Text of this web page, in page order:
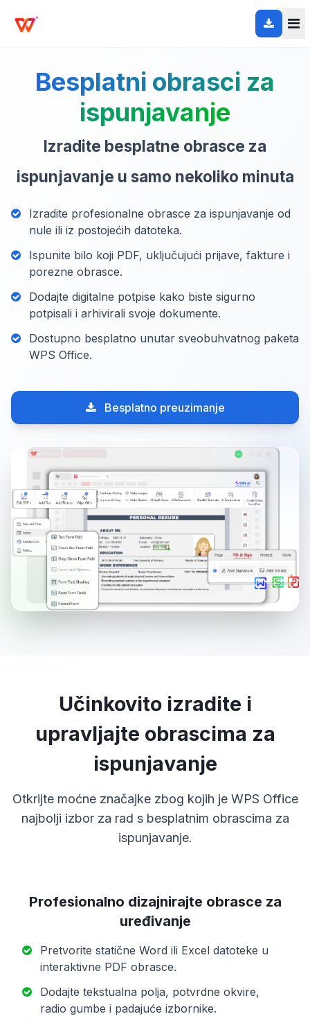
Besplatni obrasci za
ispunjavanje
Izradite besplatne obrasce za
ispunjavanje u samo nekoliko minuta
Izradite profesionalne obrasce za ispunjavanje od
nule ili iz postojećih datoteka.
Ispunite bilo koji PDF, uključujući prijave, fakture i
porezne obrasce.
Dodajte digitalne potpise kako biste sigurno
potpisali i arhivirali svoje dokumente.
Dostupno besplatno unutar sveobuhvatnog paketa
WPS Office.
Besplatno preuzimanje
Učinkovito izradite i
upravljajte obrascima za
ispunjavanje
Otkrijte moćne značajke zbog kojih je WPS Office
najbolji izbor za rad s besplatnim obrascima za
ispunjavanje.
Profesionalno dizajnirajte obrasce za
uređivanje
Pretvorite statične Word ili Excel datoteke u
interaktivne PDF obrasce.
Dodajte tekstualna polja, potvrdne okvire,
radio gumbe i padajuće izbornike.